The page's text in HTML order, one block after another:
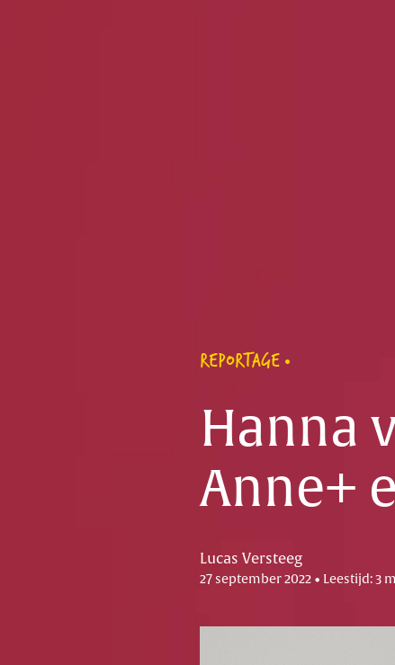
REPORTAGE
Hanna
Anne+
Lucas Versteeg
27 september 2022 • Leestijd: 3